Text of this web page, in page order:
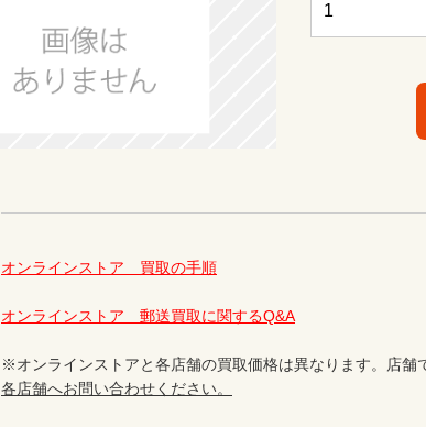
オンラインストア　買取の手順
オンラインストア　郵送買取に関するQ&A
※オンラインストアと各店舗の買取価格は異なります。店舗
各店舗へお問い合わせください。